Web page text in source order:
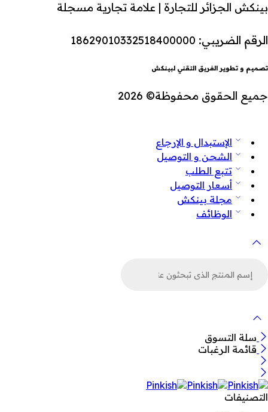
بينكش الجزائر للتجارة | علامة تجارية مسجلة
الرقم الضريبي: 18629010332518400000
تصميم و تطوير الفريق التقني لبينكش
جميع الحقوق محفوظة© 2026
الإستبدال و الإرجاع
الشحن و التوصيل
تتبع الطلب
أسعار التوصيل
مجلة بينكش
الوظائف
سلة التسوق
قائمة الرغبات
التصنيفات